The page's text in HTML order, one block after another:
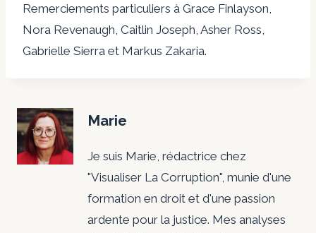
Remerciements particuliers à Grace Finlayson,
Nora Revenaugh, Caitlin Joseph, Asher Ross,
Gabrielle Sierra et Markus Zakaria.
Marie
Je suis Marie, rédactrice chez
"Visualiser La Corruption", munie d'une
formation en droit et d'une passion
ardente pour la justice. Mes analyses